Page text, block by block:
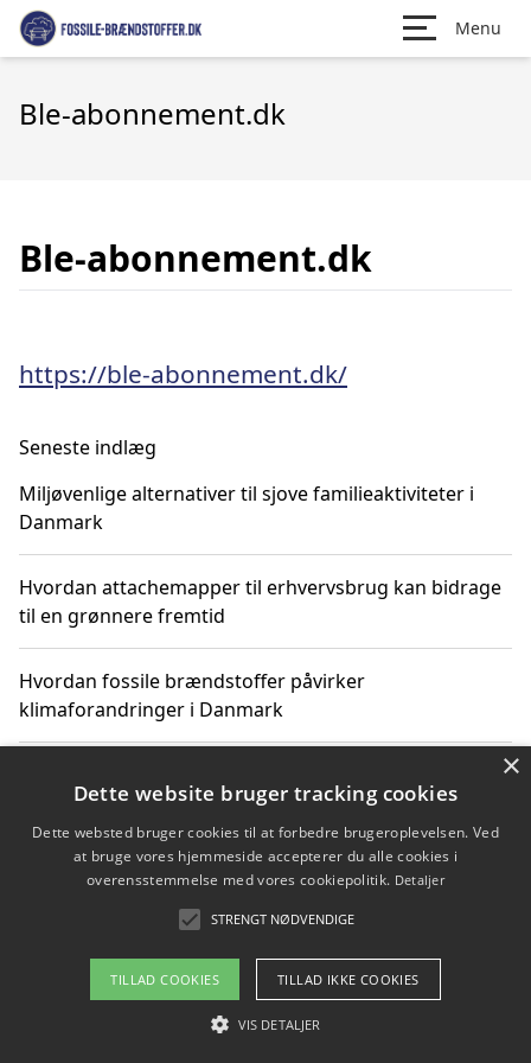
Menu
Ble-abonnement.dk
Ble-abonnement.dk
https://ble-abonnement.dk/
Seneste indlæg
Miljøvenlige alternativer til sjove familieaktiviteter i
Danmark
Hvordan attachemapper til erhvervsbrug kan bidrage
til en grønnere fremtid
Hvordan fossile brændstoffer påvirker
klimaforandringer i Danmark
klimaændringer
Hvordan citater om fossile brændstoffer kan ændre
Copyright 2026 - Pilanto Aps
Om / kontakt
×
Dette website bruger tracking cookies
Dette websted bruger cookies til at forbedre brugeroplevelsen. Ved
at bruge vores hjemmeside accepterer du alle cookies i
overensstemmelse med vores cookiepolitik. Detaljer
STRENGT NØDVENDIGE
TILLAD COOKIES TILLAD IKKE COOKIES
VIS DETALJER